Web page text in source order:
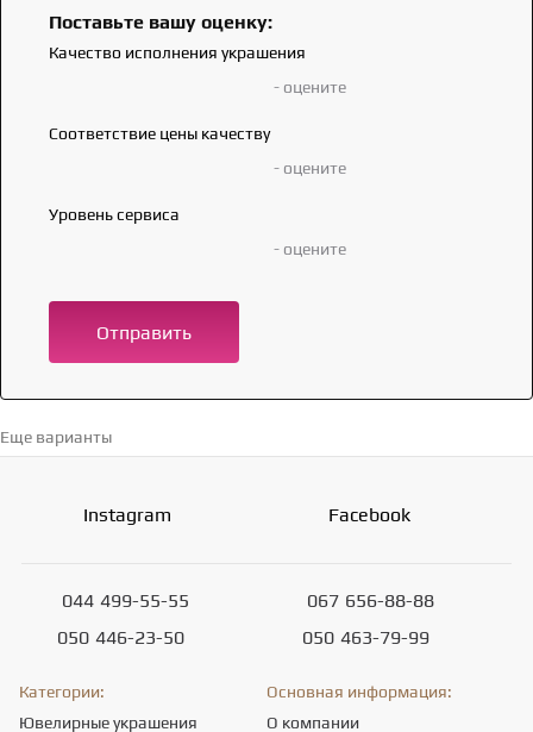
Поставьте вашу оценку:
Качество исполнения украшения
- оцените
Соответствие цены качеству
- оцените
Уровень сервиса
- оцените
Отправить
Еще варианты
Instagram Facebook
044 499-55-55
050 446-23-50
067 656-88-88
050 463-79-99
Категории:
Ювелирные украшения
Основная информация:
О компании